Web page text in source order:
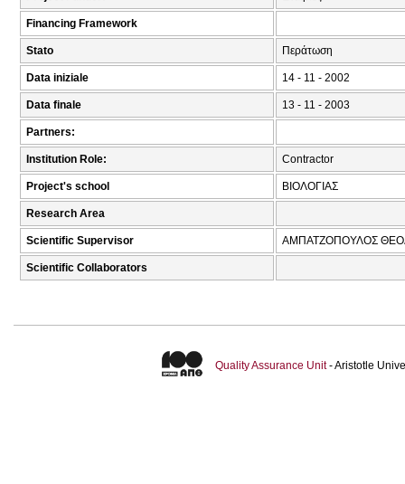
Financing Framework
Stato Περάτωση
Data iniziale 14 - 11 - 2002
Data finale 13 - 11 - 2003
Partners:
Institution Role: Contractor
Project's school ΒΙΟΛΟΓΙΑΣ
Research Area
Scientific Supervisor ΑΜΠΑΤΖΟΠΟΥΛΟΣ
Scientific Collaborators
Quality Assurance Unit- Aristotle